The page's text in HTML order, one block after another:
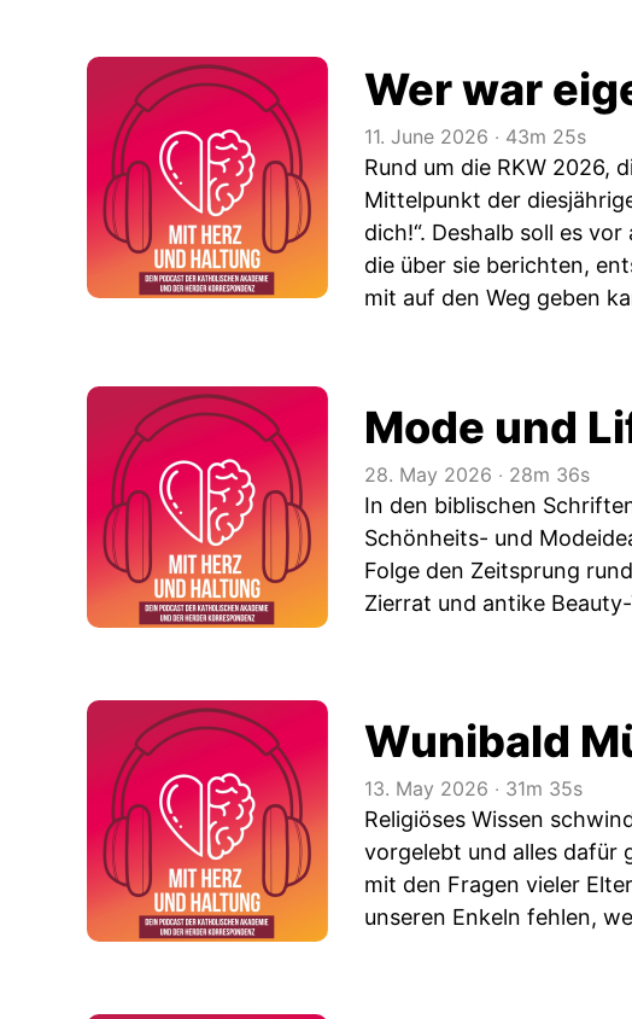
Wer war
11. June 2026 ‧ 43m 25s
Rund um die RKW 2026,
Mittelpunkt der
dich!“. Deshalb soll es
die über sie berichten,
mit auf den Weg geben
Mode und
28. May 2026 ‧ 28m 36s
In den biblischen
Schönheits- und
Folge den Zeitsprung
Zierrat und antike
Wunibald
13. May 2026 ‧ 31m 35s
Religiöses Wissen
vorgelebt und alles dafür
mit den Fragen vieler
unseren Enkeln fehlen,